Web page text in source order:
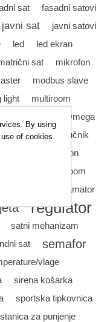
sat
fasadni satovi
javni sat javni satovi
led
led ekran
sat
mikrofon
modbus slave
light
multiroom
Omega
podvodni zvučnik
pozivni mikrofon
press room
programator
regulator
satni mehanizam
sat semafor
vlage
sirena košarka
sportska tipkovnica
stanica za punjenje
By using
of cookies.